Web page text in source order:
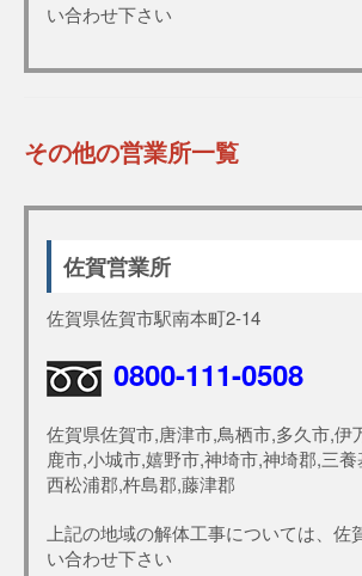
い合わせ下さい
その他の営業所一覧
佐賀営業所
佐賀県佐賀市駅南本町2-14
0800-111-0508
佐賀県佐賀市,唐津市,鳥栖市,多久市,伊
鹿市,小城市,嬉野市,神埼市,神埼郡,三
西松浦郡,杵島郡,藤津郡
上記の地域の解体工事については、佐
い合わせ下さい